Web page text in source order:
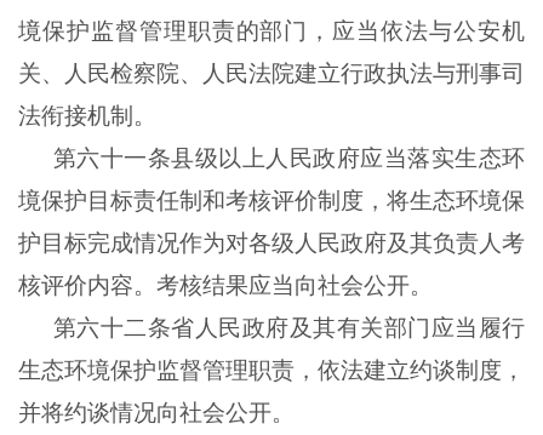
境保护监督管理职责的部门，应当依法与公安机
关、人民检察院、人民法院建立行政执法与刑事司
法衔接机制。
第六十一条县级以上人民政府应当落实生态环
境保护目标责任制和考核评价制度，将生态环境保
护目标完成情况作为对各级人民政府及其负责人考
核评价内容。考核结果应当向社会公开。
第六十二条省人民政府及其有关部门应当履行
生态环境保护监督管理职责，依法建立约谈制度，
并将约谈情况向社会公开。